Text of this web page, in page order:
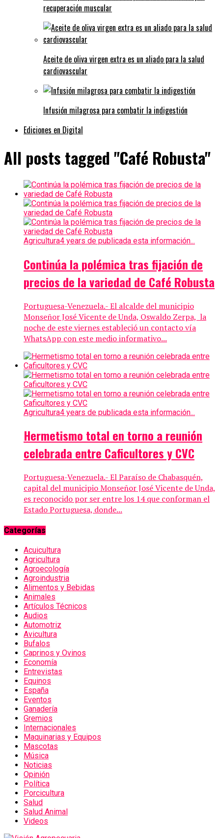
recuperación muscular
Aceite de oliva virgen extra es un aliado para la salud
cardiovascular
Infusión milagrosa para combatir la indigestión
Ediciones en Digital
All posts tagged "Café Robusta"
Agricultura4 years de publicada esta información...
Continúa la polémica tras fijación de
precios de la variedad de Café Robusta
Portuguesa-Venezuela.- El alcalde del municipio
Monseñor José Vicente de Unda, Oswaldo Zerpa, la
noche de este viernes estableció un contacto vía
WhatsApp con este medio informativo...
Agricultura4 years de publicada esta información...
Hermetismo total en torno a reunión
celebrada entre Caficultores y CVC
Portuguesa-Venezuela.- El Paraíso de Chabasquén,
capital del municipio Monseñor José Vicente de Unda​,
es reconocido por ser entre los 14 que conforman el
Estado Portuguesa, donde...
Categorías
Acuicultura
Agricultura
Agroecología
Agroindustria
Alimentos y Bebidas
Animales
Artículos Técnicos
Audios
Automotriz
Avicultura
Bufalos
Caprinos y Ovinos
Economía
Entrevistas
Equinos
España
Eventos
Ganadería
Gremios
Internacionales
Maquinarias y Equipos
Mascotas
Música
Noticias
Opinión
Política
Porcicultura
Salud
Salud Animal
Videos